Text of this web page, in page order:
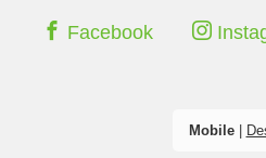
Facebook
Mobile|